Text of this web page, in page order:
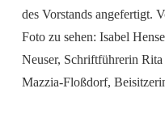
des Vorstands angefertigt.
Foto zu sehen: Isabel
Neuser, Schriftführerin
Mazzia-Floßdorf,